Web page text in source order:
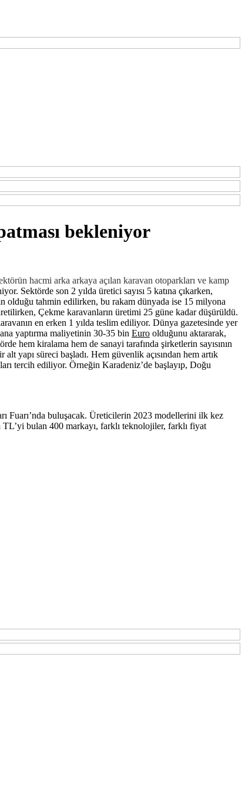
bekleniyor
hacmi arka arkaya açılan karavan otoparkları ve kamp
Sektörde son 2 yılda üretici sayısı 5 katına çıkarken,
olduğu tahmin edilirken, bu rakam dünyada ise 15 milyona
Çekme karavanların üretimi 25 güne kadar düşürüldü.
en erken 1 yılda teslim ediliyor. Dünya gazetesinde yer
yaptırma maliyetinin 30-35 bin Euro olduğunu aktararak,
hem kiralama hem de sanayi tarafında şirketlerin sayısının
yapı süreci başladı. Hem güvenlik açısından hem artık
tercih ediliyor. Örneğin Karadeniz’de başlayıp, Doğu
Fuarı’nda buluşacak. Üreticilerin 2023 modellerini ilk kez
bulan 400 markayı, farklı teknolojiler, farklı fiyat